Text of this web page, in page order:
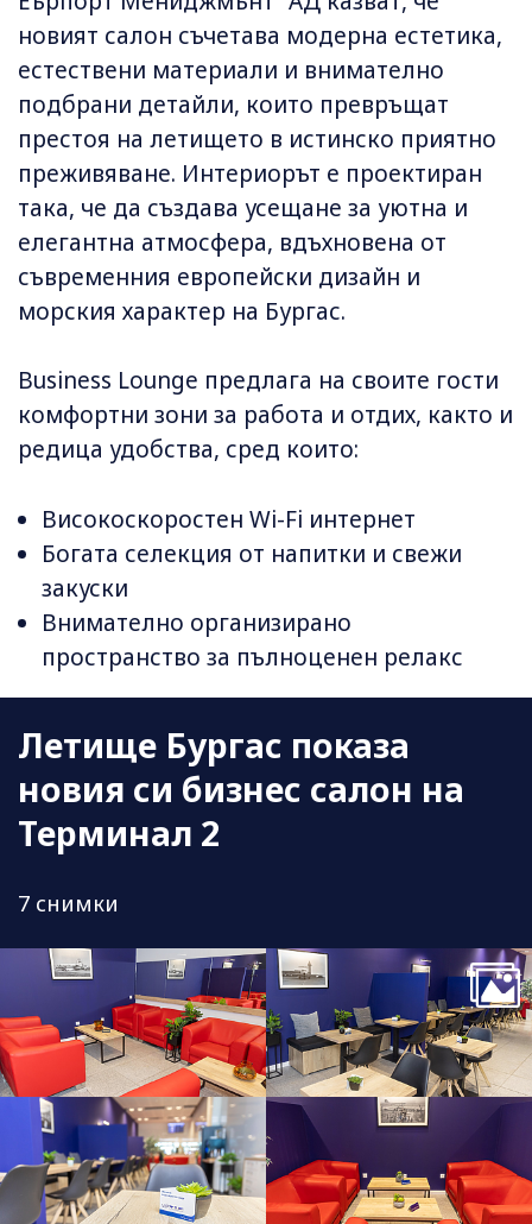
новият салон съчетава модерна естетика,
естествени материали и внимателно
подбрани детайли, които превръщат
престоя на летището в истинско приятно
преживяване. Интериорът е проектиран
така, че да създава усещане за уютна и
елегантна атмосфера, вдъхновена от
съвременния европейски дизайн и
морския характер на Бургас.
Business Lounge предлага на своите гости
комфортни зони за работа и отдих, както и
редица удобства, сред които:
Високоскоростен Wi-Fi интернет
Богата селекция от напитки и свежи
закуски
Внимателно организирано
пространство за пълноценен релакс
Летище Бургас показа
новия си бизнес салон на
Терминал 2
7 снимки